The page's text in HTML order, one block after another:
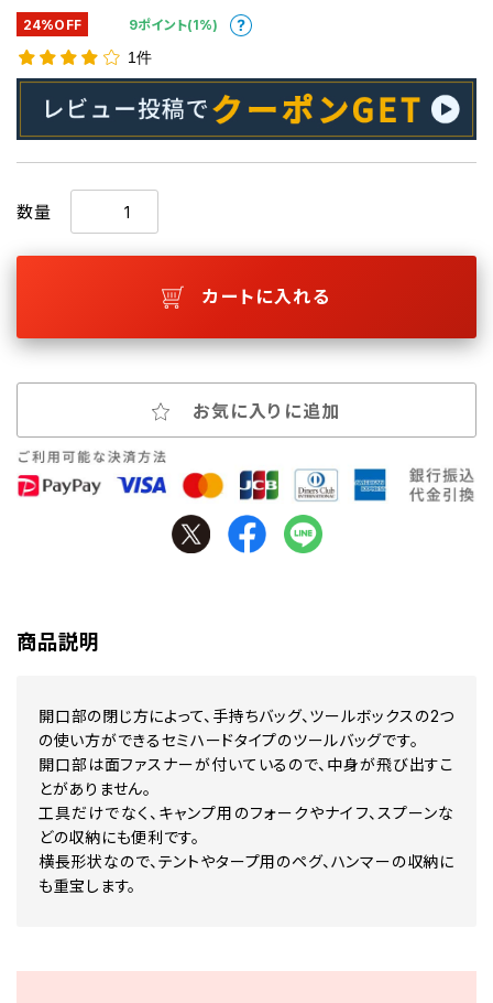
24%OFF 9ポイント(1%)
1件
数量
カートに入れる
お気に入りに追加
商品説明
開口部の閉じ方によって、手持ちバッグ、ツールボックスの2つ
の使い方ができるセミハードタイプのツールバッグです。
開口部は面ファスナーが付いているので、中身が飛び出すこ
とがありません。
工具だけでなく、キャンプ用のフォークやナイフ、スプーンな
どの収納にも便利です。
横長形状なので、テントやタープ用のペグ、ハンマーの収納に
も重宝します。